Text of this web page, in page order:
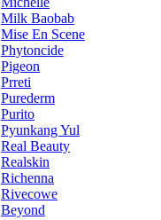
Milk Baobab
Mise En Scene
Phytoncide
Pigeon
Prreti
Purederm
Purito
Pyunkang Yul
Real Beauty
Realskin
Richenna
Rivecowe
Beyond